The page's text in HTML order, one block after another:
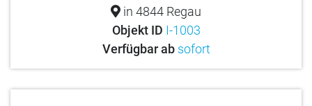
in 4844 Regau
Objekt ID I-1003
Verfügbar ab sofort